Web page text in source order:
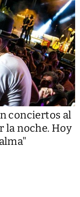
conciertos al
la noche. Hoy